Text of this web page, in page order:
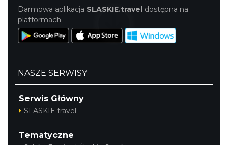
Cieszyn
4.06 km
Ślad. Litera. Piksel. Wystawa z okazji 30-
Cieszyn
Darmowa aplikacja SLASKIE.travel dostępna na
platformach
NASZE SERWISY
Serwis Główny
SLASKIE.travel
Tematyczne